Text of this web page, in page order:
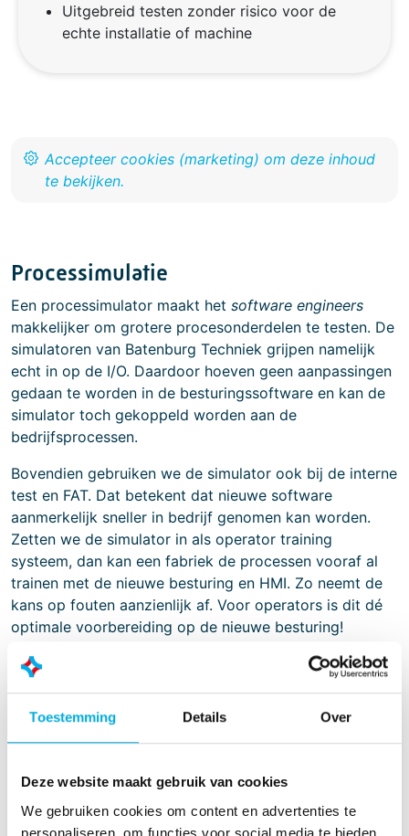
Toestemming Details Over
Deze website maakt gebruik van cookies
We gebruiken cookies om content en advertenties te
personaliseren, om functies voor social media te bieden
Uitgebreid testen zonder risico voor de
echte installatie of machine
Processimulatie
Een processimulator maakt het software engineers
makkelijker om grotere procesonderdelen te testen. De
simulatoren van Batenburg Techniek grijpen namelijk
echt in op de I/O. Daardoor hoeven geen aanpassingen
gedaan te worden in de besturingssoftware en kan de
simulator toch gekoppeld worden aan de
bedrijfsprocessen.
Bovendien gebruiken we de simulator ook bij de interne
test en FAT. Dat betekent dat nieuwe software
aanmerkelijk sneller in bedrijf genomen kan worden.
Zetten we de simulator in als operator training
systeem, dan kan een fabriek de processen vooraf al
trainen met de nieuwe besturing en HMI. Zo neemt de
kans op fouten aanzienlijk af. Voor operators is dit dé
optimale voorbereiding op de nieuwe besturing!
Batenburg Industriële Automatisering is
‘WinMOD®